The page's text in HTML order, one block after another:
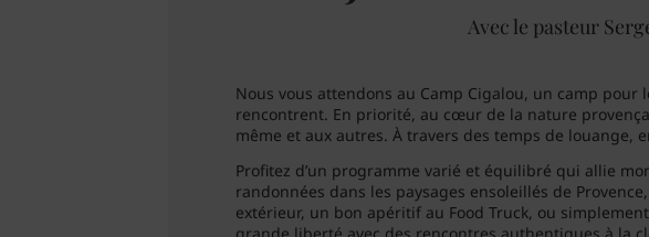
Avec le pasteur
Nous vous attendons au Camp Cigalou, un camp
rencontrent. En priorité, au cœur de la nature
même et aux autres. À travers des temps de louange,
Profitez d’un programme varié et équilibré qui allie
randonnées dans les paysages ensoleillés de
extérieur, un bon apéritif au Food Truck, ou